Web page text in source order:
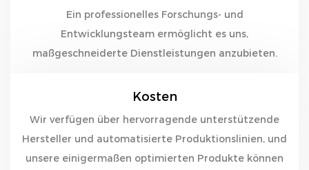
Ein professionelles Forschungs- und
Entwicklungsteam ermöglicht es uns,
maßgeschneiderte Dienstleistungen anzubieten.
Kosten
Wir verfügen über hervorragende unterstützende
Hersteller und automatisierte Produktionslinien, und
unsere einigermaßen optimierten Produkte können